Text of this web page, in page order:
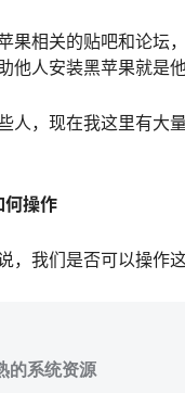
果相关的贴吧和论坛
他人安装黑苹果就是
人，现在我这里有大
操作
，我们是否可以操作
系统资源